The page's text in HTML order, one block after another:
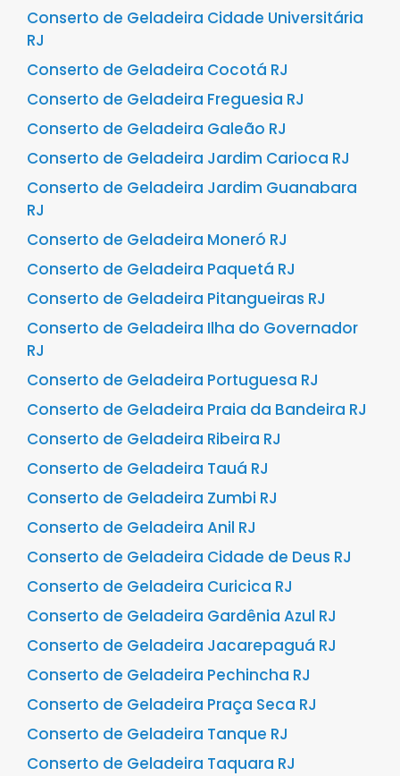
Conserto de Geladeira Cidade Universitária
RJ
Conserto de Geladeira Cocotá RJ
Conserto de Geladeira Freguesia RJ
Conserto de Geladeira Galeão RJ
Conserto de Geladeira Jardim Carioca RJ
Conserto de Geladeira Jardim Guanabara
RJ
Conserto de Geladeira Moneró RJ
Conserto de Geladeira Paquetá RJ
Conserto de Geladeira Pitangueiras RJ
Conserto de Geladeira Ilha do Governador
RJ
Conserto de Geladeira Portuguesa RJ
Conserto de Geladeira Praia da Bandeira RJ
Conserto de Geladeira Ribeira RJ
Conserto de Geladeira Tauá RJ
Conserto de Geladeira Zumbi RJ
Conserto de Geladeira Anil RJ
Conserto de Geladeira Cidade de Deus RJ
Conserto de Geladeira Curicica RJ
Conserto de Geladeira Gardênia Azul RJ
Conserto de Geladeira Jacarepaguá RJ
Conserto de Geladeira Pechincha RJ
Conserto de Geladeira Praça Seca RJ
Conserto de Geladeira Tanque RJ
Conserto de Geladeira Taquara RJ